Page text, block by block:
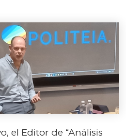
el Editor de “Análisis